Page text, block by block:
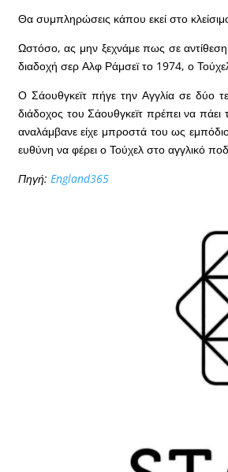
Θα συμπληρώσεις κάπου εκεί στο
Ωστόσο, ας μην ξεχνάμε πως σε
διαδοχή σερ Αλφ Ράμσεϊ το 1974, ο
Ο Σάουθγκεϊτ πήγε την Αγγλία σε δύο
διάδοχος του Σάουθγκεϊτ πρέπει να
αναλάμβανε είχε μπροστά του ως
ευθύνη να φέρει ο Τούχελ στο αγγλικό
Πηγή: England365